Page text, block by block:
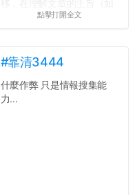
果有的話）前就失去興趣。
的聲明一樣正式，但至少在
用字上多加留意。有些語句
用說的可能會引人發笑或多
聽幾句，但寫成文字時只會
點擊打開全文
#靠清3444
什麼作弊 只是情報搜集能
力...